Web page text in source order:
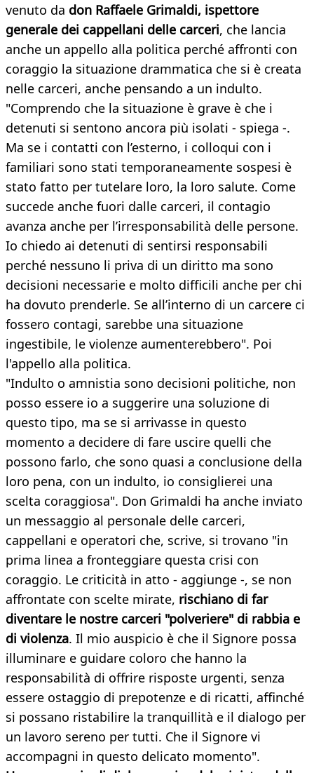
venuto da don Raffaele Grimaldi, ispettore
generale dei cappellani delle carceri, che lancia
anche un appello alla politica perché affronti con
coraggio la situazione drammatica che si è creata
nelle carceri, anche pensando a un indulto.
"Comprendo che la situazione è grave è che i
detenuti si sentono ancora più isolati - spiega -.
Ma se i contatti con l’esterno, i colloqui con i
familiari sono stati temporaneamente sospesi è
stato fatto per tutelare loro, la loro salute. Come
succede anche fuori dalle carceri, il contagio
avanza anche per l’irresponsabilità delle persone.
Io chiedo ai detenuti di sentirsi responsabili
perché nessuno li priva di un diritto ma sono
decisioni necessarie e molto difficili anche per chi
ha dovuto prenderle. Se all’interno di un carcere ci
fossero contagi, sarebbe una situazione
ingestibile, le violenze aumenterebbero". Poi
l'appello alla politica.
"Indulto o amnistia sono decisioni politiche, non
posso essere io a suggerire una soluzione di
questo tipo, ma se si arrivasse in questo
momento a decidere di fare uscire quelli che
possono farlo, che sono quasi a conclusione della
loro pena, con un indulto, io consiglierei una
scelta coraggiosa". Don Grimaldi ha anche inviato
un messaggio al personale delle carceri,
cappellani e operatori che, scrive, si trovano "in
prima linea a fronteggiare questa crisi con
coraggio. Le criticità in atto - aggiunge -, se non
affrontate con scelte mirate, rischiano di far
diventare le nostre carceri "polveriere" di rabbia e
di violenza. Il mio auspicio è che il Signore possa
illuminare e guidare coloro che hanno la
responsabilità di offrire risposte urgenti, senza
essere ostaggio di prepotenze e di ricatti, affinché
si possano ristabilire la tranquillità e il dialogo per
un lavoro sereno per tutti. Che il Signore vi
accompagni in questo delicato momento".